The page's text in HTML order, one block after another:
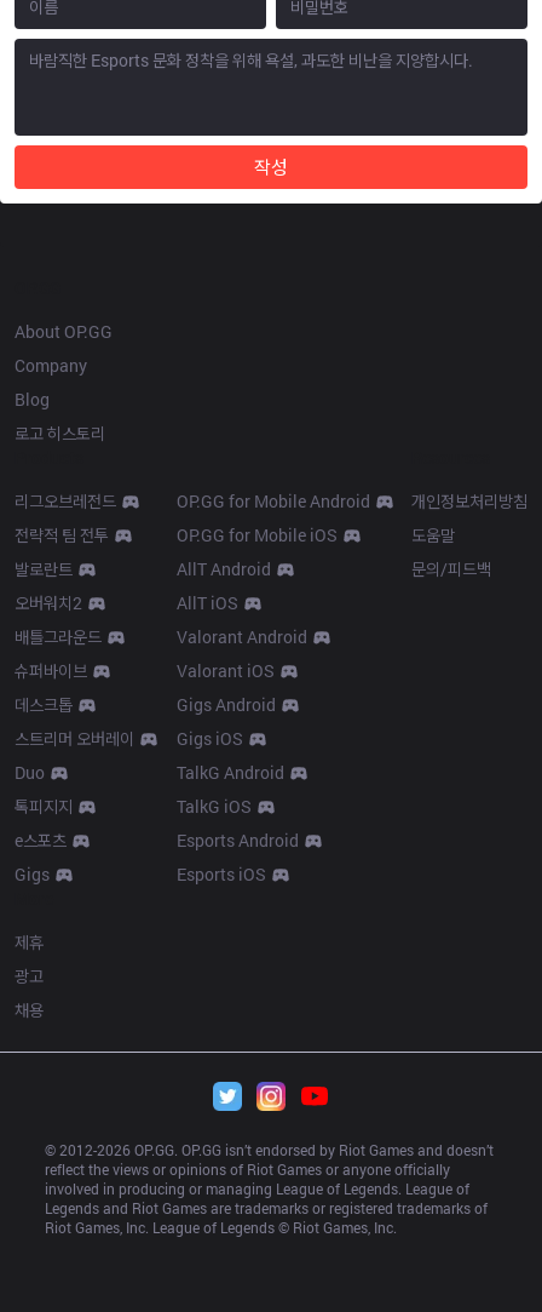
작성
About OP.GG
Company
Blog
로고 히스토리
리그오브레전드
전략적 팀 전투
발로란트
오버워치2
배틀그라운드
슈퍼바이브
데스크톱
스트리머 오버레이
Duo
톡피지지
e스포츠
Gigs
OP.GG for Mobile Android
OP.GG for Mobile iOS
AllT Android
AllT iOS
Valorant Android
Valorant iOS
Gigs Android
Gigs iOS
TalkG Android
TalkG iOS
Esports Android
Esports iOS
개인정보처리방침
도움말
문의/피드백
제휴
광고
채용
© 2012-2026 OP.GG. OP.GG isn’t endorsed by Riot Games and doesn’t
reflect the views or opinions of Riot Games or anyone officially
involved in producing or managing League of Legends. League of
Legends and Riot Games are trademarks or registered trademarks of
Riot Games, Inc. League of Legends © Riot Games, Inc.